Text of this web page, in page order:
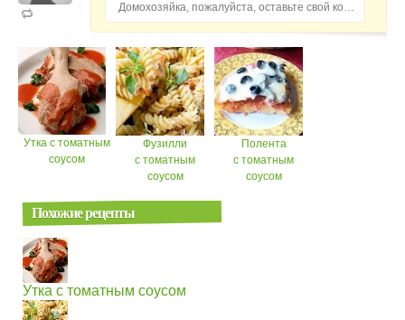
Домохозяйка, пожалуйста, оставьте свой комментарий...
Утка с томатным
соусом
Фузилли
с томатным
соусом
Полента
с томатным
соусом
Похожие рецепты
Утка с томатным соусом